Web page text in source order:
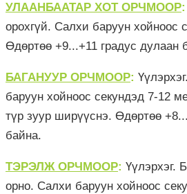
УЛААНБААТАР ХОТ ОРЧМООР:
орохгүй. Салхи баруун хойноос
Өдөртөө +9...+11 градус дулаан
БАГАНУУР ОРЧМООР:
баруун хойноос секундэд 7-12
түр зуур ширүүснэ. Өдөртөө
байна.
ТЭРЭЛЖ ОРЧМООР: Үүлэрхэг.
орно. Салхи баруун хойноос